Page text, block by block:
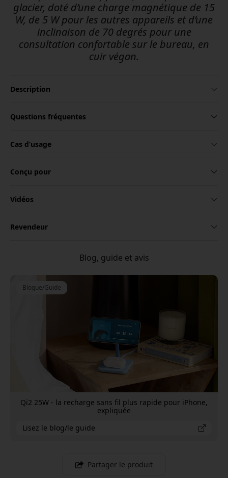
glacier, doté d’une charge magnétique de 15
W, de 5 W pour les autres appareils et d’une
inclinaison de 70 degrés pour une
consultation confortable sur le bureau, en
cuir végan.
Description
Questions fréquentes
Cas d’usage
Conçu pour
Vidéos
Revendeur
Blog, guide et avis
Blogue/Guide
Qi2 25W - la recharge sans fil plus rapide pour iPhone,
expliquée
Lisez le blog/le guide
Partager le produit